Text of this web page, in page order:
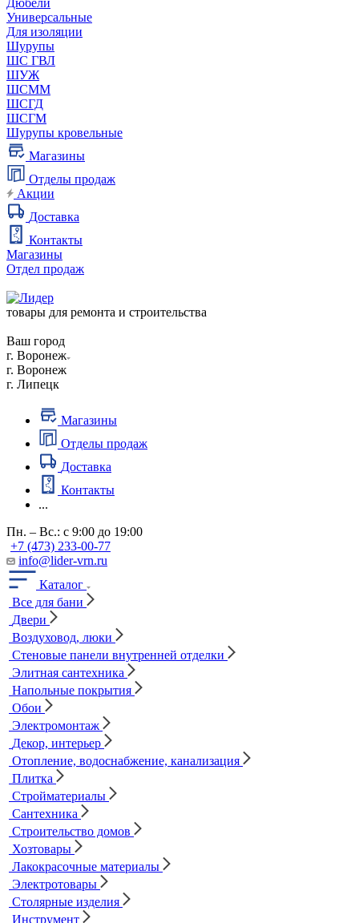
Дюбели
Универсальные
Для изоляции
Шурупы
ШС ГВЛ
ШУЖ
ШСММ
ШСГД
ШСГМ
Шурупы кровельные
Магазины
Отделы продаж
Акции
Доставка
Контакты
Магазины
Отдел продаж
товары для ремонта и строительства
Ваш город
г. Воронеж
г. Воронеж
г. Липецк
Магазины
Отделы продаж
Доставка
Контакты
...
Пн. – Вс.: с 9:00 до 19:00
+7 (473) 233-00-77
info@lider-vrn.ru
Каталог
Все для бани
Двери
Воздуховод, люки
Стеновые панели внутренней отделки
Элитная сантехника
Напольные покрытия
Обои
Электромонтаж
Декор, интерьер
Отопление, водоснабжение, канализация
Плитка
Стройматериалы
Сантехника
Строительство домов
Хозтовары
Лакокрасочные материалы
Электротовары
Столярные изделия
Инструмент